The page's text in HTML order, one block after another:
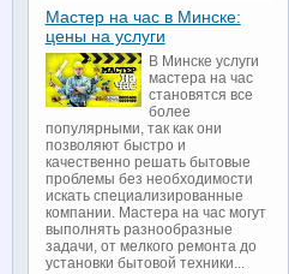
Мастер на час в Минске:
цены на услуги
В Минске услуги
мастера на час
становятся все
более
популярными, так как они
позволяют быстро и
качественно решать бытовые
проблемы без необходимости
искать специализированные
компании. Мастера на час могут
выполнять разнообразные
задачи, от мелкого ремонта до
установки бытовой техники...